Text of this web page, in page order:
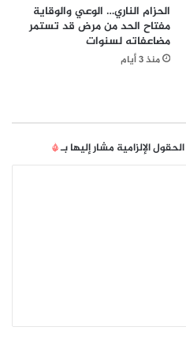
الحزام الناري… الوعي والوقاية
مفتاح الحد من مرض قد تستمر
مضاعفاته لسنوات
منذ 3 أيام
الحقول الإلزامية مشار إليها بـ*